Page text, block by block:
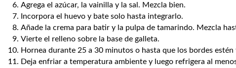
Agrega el azúcar, la vainilla y la sal. Mezcla bien.
Incorpora el huevo y bate solo hasta integrarlo.
Añade la crema para batir y la pulpa de tamarindo. Mezcla
Vierte el relleno sobre la base de galleta.
Hornea durante 25 a 30 minutos o hasta que los bordes
Deja enfriar a temperatura ambiente y luego refrigera al